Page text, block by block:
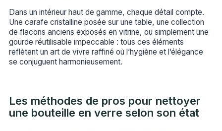
Dans un intérieur haut de gamme, chaque détail compte.
Une carafe cristalline posée sur une table, une collection
de flacons anciens exposés en vitrine, ou simplement une
gourde réutilisable impeccable : tous ces éléments
reflètent un art de vivre raffiné où l’hygiène et l’élégance
se conjuguent harmonieusement.
Les méthodes de pros pour nettoyer
une bouteille en verre selon son état